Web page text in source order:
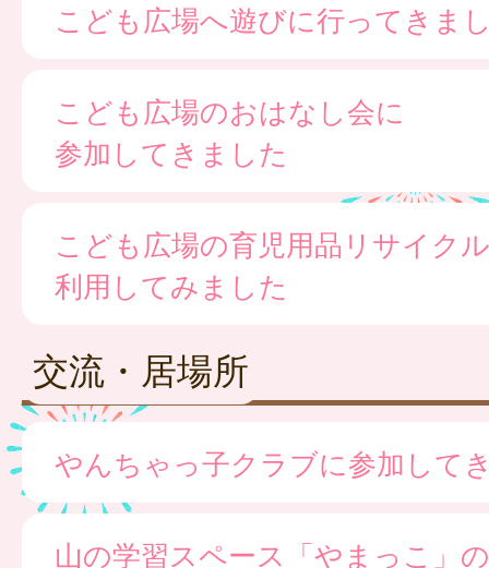
こども広場へ遊びに行ってきま
こども広場のおはなし会に
参加してきました
こども広場の育児用品リサイク
利用してみました
交流・居場所
やんちゃっ子クラブに参加して
山の学習スペース「やまっこ」